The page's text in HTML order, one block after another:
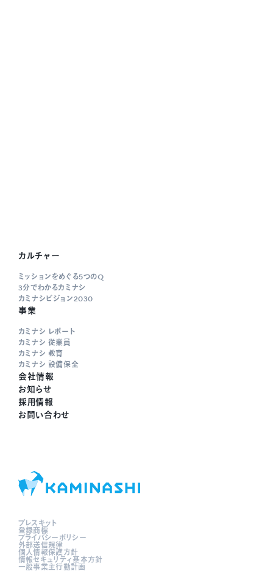
カルチャー
ミッションをめぐる5つのQ
3分でわかるカミナシ
カミナシビジョン2030
事業
カミナシ レポート
カミナシ 従業員
カミナシ 教育
カミナシ 設備保全
会社情報
お知らせ
採用情報
お問い合わせ
プレスキット
登録商標
プライバシーポリシー
外部送信規律
個人情報保護方針
情報セキュリティ基本方針
一般事業主行動計画